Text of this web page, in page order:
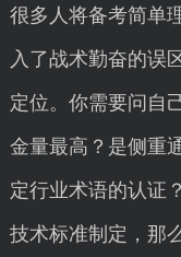
很多人将备考简单
入了战术勤奋的误
定位。你需要问自
金量最高？是侧重
定行业术语的认证
技术标准制定，那